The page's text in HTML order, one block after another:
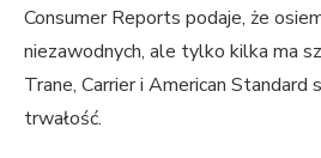
Consumer Reports podaje, że
niezawodnych, ale tylko kilka ma
Trane, Carrier i American Standard
trwałość.